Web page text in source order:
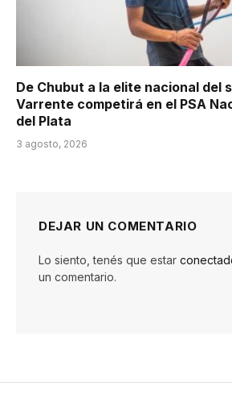
De Chubut a la elite nacional del
Varrente competirá en el PSA
del Plata
3 agosto, 2026
DEJAR UN COMENTARIO
Lo siento, tenés que estar
un comentario.